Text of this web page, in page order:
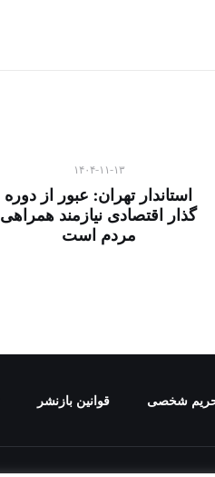
۱۴۰۴-۱۱-۱۳
استاندار تهران: عبور از دوره
گذار اقتصادی نیازمند همراهی
مردم است
شخصی قوانین بازنشر